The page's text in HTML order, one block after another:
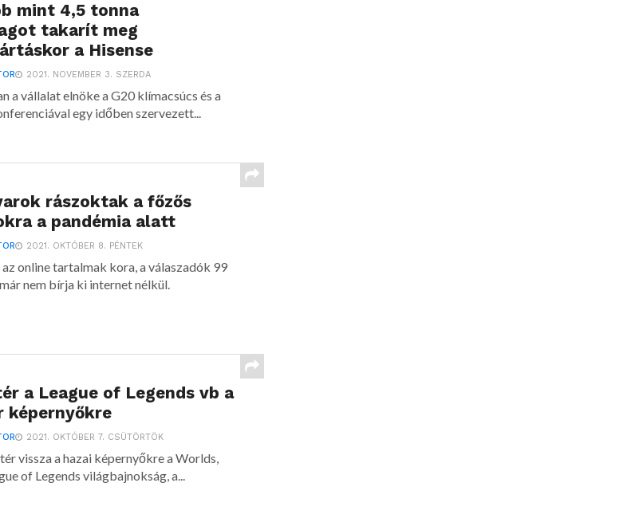
mint 4,5 tonna
takarít meg
a Hisense
2021. NOVEMBER 3. SZERDA
a vállalat elnöke a G20 klímacsúcs és a
egy időben szervezett...
rászoktak a főzős
a pandémia alatt
2021. OKTÓBER 8. PÉNTEK
online tartalmak kora, a válaszadók 99
nem bírja ki internet nélkül.
a League of Legends vb a
képernyőkre
2021. OKTÓBER 7. CSÜTÖRTÖK
vissza a hazai képernyőkre a Worlds,
of Legends világbajnokság, a...